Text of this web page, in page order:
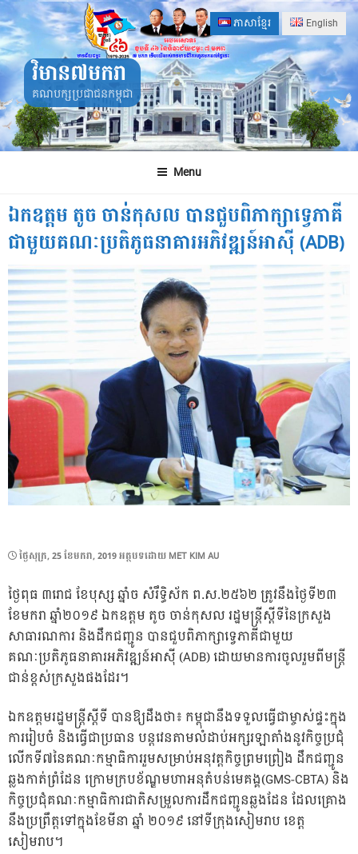
Skip
to
content
ភាសាខ្មែរ English
វិមាន៧មករា
គណបក្សប្រជាជនកម្ពុជា
Menu
ឯកឧត្តម តូច ចាន់កុសល បានជួបពិភាក្សាទ្វេភាគី
ជាមួយគណៈប្រតិភូធនាគារអភិវឌ្ឍន៍អាស៊ី (ADB)
POSTED
ថ្ងៃ​សុក្រ, 25 ខែ​មករា, 2019អត្ថបទដោយ MET KIM AU
ថ្ងៃពុធ ៣រោជ ខែបុស្ស ឆ្នាំច សំរឹទ្ធិស័ក ព.ស.២៥៦២ ត្រូវនឹងថ្ងៃទី២៣
ខែមករា ឆ្នាំ២០១៩ ឯកឧត្តម តូច ចាន់កុសល រដ្ឋមន្ត្រីស្ដីទីនៃក្រសួង
សាធារណការ និងដឹកជញ្ជូន បានជួបពិភាក្សាទ្វេភាគីជាមួយ
គណៈប្រតិភូធនាគារអភិវឌ្ឍន៍អាស៊ី (ADB) ដោយមានការចូលរួមពីមន្ត្រី
ជាន់ខ្ពស់ក្រសួងផងដែរ។
ឯកឧត្តមរដ្ឋមន្ត្រីស្ដីទី បានឱ្យដឹងថា៖ កម្ពុជានឹងទទួលធ្វើជាម្ចាស់ផ្ទះក្នុង
ការរៀបចំ និងធ្វើជាប្រធាន បន្តវេនតាមលំដាប់អក្សរឡាតាំងនូវកិច្ចប្រជុំ
លើកទី៧នៃគណៈកម្មាធិការរួមសម្រាប់អនុវត្តកិច្ចព្រមព្រៀង ដឹកជញ្ជូន
ឆ្លងកាត់ព្រំដែន ក្រោមក្របខ័ណ្ឌមហាអនុតំបន់មេគង្គ(GMS-CBTA) និង
កិច្ចប្រជុំគណៈកម្មាធិការជាតិសម្រួលការដឹកជញ្ជូនឆ្លងដែន ដែលគ្រោង
នឹងប្រព្រឹត្តទៅក្នុងខែមីនា ឆ្នាំ ២០១៩ នៅទីក្រុងសៀមរាប ខេត្ត
សៀមរាប។